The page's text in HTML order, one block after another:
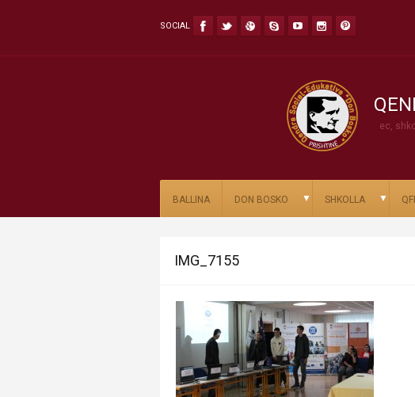
SOCIAL
ec,
BALLINA DON BOSKO ▼ SHKOLLA ▼
IMG_7155